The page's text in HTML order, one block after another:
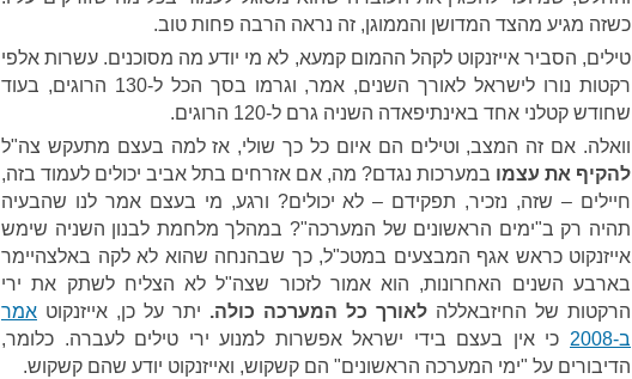
כשזה מגיע מהצד המדושן והממוגן, זה נראה הרבה פחות טוב.
טילים, הסביר אייזנקוט לקהל ההמום קמעא, לא מי יודע מה מסוכנים. עשרות אלפי
רקטות נורו לישראל לאורך השנים, אמר, וגרמו בסך הכל ל-130 הרוגים, בעוד
שחודש קטלני אחד באינתיפאדה השניה גרם ל-120 הרוגים.
וואלה. אם זה המצב, וטילים הם איום כל כך שולי, אז למה בעצם מתעקש צה"ל
להקיף את עצמו במערכות נגדם? מה, אם אזרחים בתל אביב יכולים לעמוד בזה,
חיילים – שזה, נזכיר, תפקידם – לא יכולים? ורגע, מי בעצם אמר לנו שהבעיה
תהיה רק ב"ימים הראשונים של המערכה"? במהלך מלחמת לבנון השניה שימש
אייזנקוט כראש אגף המבצעים במטכ"ל, כך שבהנחה שהוא לא לקה באלצהיימר
בארבע השנים האחרונות, הוא אמור לזכור שצה"ל לא הצליח לשתק את ירי
הרקטות של החיזבאללה לאורך כל המערכה כולה. יתר על כן, אייזנקוט אמר
ב-2008
כי אין בעצם בידי ישראל אפשרות למנוע ירי טילים לעברה. כלומר,
הדיבורים על "ימי המערכה הראשונים" הם קשקוש, ואייזנקוט יודע שהם קשקוש.